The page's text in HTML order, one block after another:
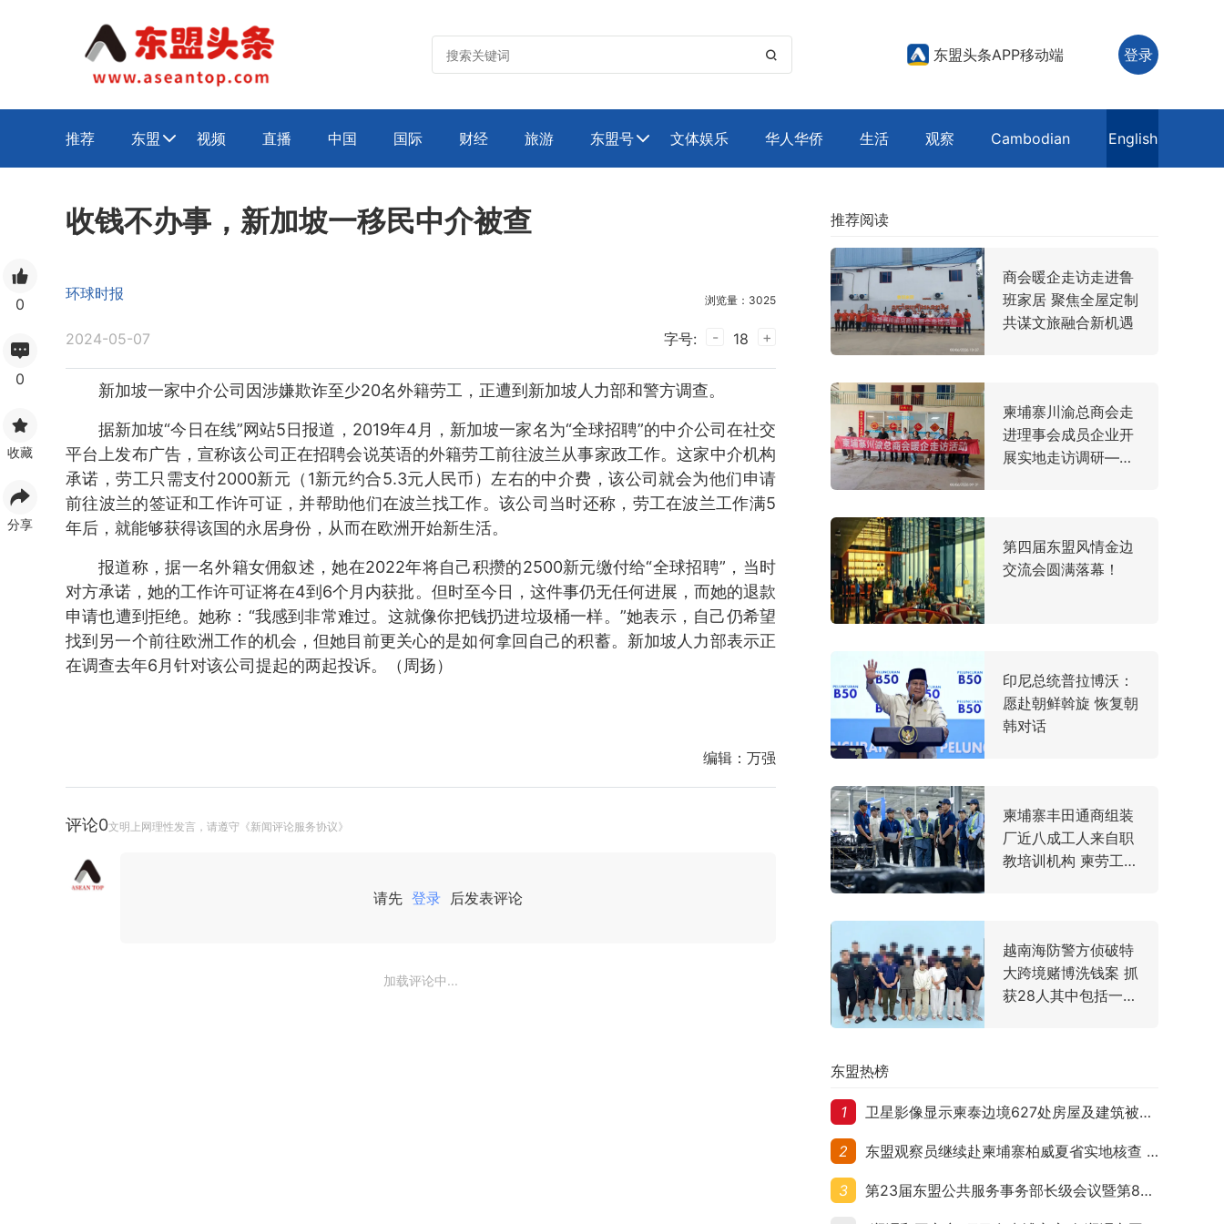
 东盟头条APP移动端 登录
推荐 东盟  视频 直播 中国 国际 财经 旅游 东盟号 文体娱乐 华人华侨 生活 观察 Cambodian English
0
0
收藏
分享
收钱不办事，新加坡一移民中介被查
环球时报 浏览量：3025
2024-05-07 字号: - 18 +
新加坡一家中介公司因涉嫌欺诈至少20名外籍劳工，正遭到新加坡人力部和警方调查。
据新加坡“今日在线”网站5日报道，2019年4月，新加坡一家名为“全球招聘”的中介公司在社交
平台上发布广告，宣称该公司正在招聘会说英语的外籍劳工前往波兰从事家政工作。这家中介机构
承诺，劳工只需支付2000新元（1新元约合5.3元人民币）左右的中介费，该公司就会为他们申请
前往波兰的签证和工作许可证，并帮助他们在波兰找工作。该公司当时还称，劳工在波兰工作满5
年后，就能够获得该国的永居身份，从而在欧洲开始新生活。
报道称，据一名外籍女佣叙述，她在2022年将自己积攒的2500新元缴付给“全球招聘”，当时
对方承诺，她的工作许可证将在4到6个月内获批。但时至今日，这件事仍无任何进展，而她的退款
申请也遭到拒绝。她称：“我感到非常难过。这就像你把钱扔进垃圾桶一样。”她表示，自己仍希望
找到另一个前往欧洲工作的机会，但她目前更关心的是如何拿回自己的积蓄。新加坡人力部表示正
在调查去年6月针对该公司提起的两起投诉。（周扬）
编辑： 万强
评论0文明上网理性发言，请遵守《新闻评论服务协议》
请先 登录 后发表评论
加载评论中...
推荐阅读
商会暖企走访走进鲁
班家居 聚焦全屋定制
共谋文旅融合新机遇
柬埔寨川渝总商会走
进理事会成员企业开
展实地走访调研——
第四届东盟风情金边
交流会圆满落幕！
印尼总统普拉博沃：
愿赴朝鲜斡旋 恢复朝
韩对话
柬埔寨丰田通商组装
厂近八成工人来自职
教培训机构 柬劳工大
越南海防警方侦破特
大跨境赌博洗钱案 抓
获28人其中包括一名
东盟热榜
1 卫星影像显示柬泰边境627处房屋及建筑被夷平 人权组织呼吁保护平民财产
2 东盟观察员继续赴柬埔寨柏威夏省实地核查 走访遭袭柬埔寨平民村庄
3 第23届东盟公共服务事务部长级会议暨第8届东盟与中日韩公共服务事务部长级会议在柬埔寨暹粒开幕